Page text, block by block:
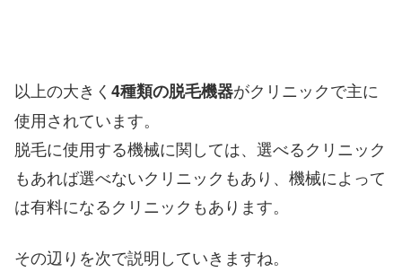
以上の大きく 4種類の脱毛機器がクリニックで主に
使用されています。
脱毛に使用する機械に関しては、選べるクリニック
もあれば選べないクリニックもあり、機械によって
は有料になるクリニックもあります。
その辺りを次で説明していきますね。